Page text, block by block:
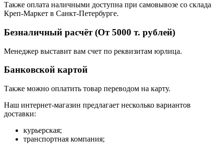
Также оплата наличными доступна при самовывозе со склада
Креп-Маркет в Санкт-Петербурге.
Безналичный расчёт (От 5000 т. рублей)
Менеджер выставит вам счет по реквизитам юрлица.
Банковской картой
Также можно оплатить товар переводом на карту.
Наш интернет-магазин предлагает несколько вариантов
доставки:
курьерская;
транспортная компания;